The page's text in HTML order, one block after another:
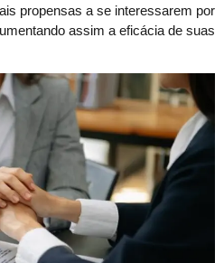
propensas a se interessarem por
assim a eficácia de suas